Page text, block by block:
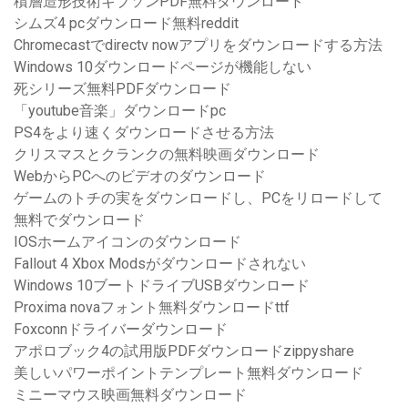
シムズ4 pcダウンロード無料reddit
Chromecastでdirectv nowアプリをダウンロードする方法
Windows 10ダウンロードページが機能しない
死シリーズ無料PDFダウンロード
「youtube音楽」ダウンロードpc
PS4をより速くダウンロードさせる方法
クリスマスとクランクの無料映画ダウンロード
WebからPCへのビデオのダウンロード
ゲームのトチの実をダウンロードし、PCをリロードして
無料でダウンロード
IOSホームアイコンのダウンロード
Fallout 4 Xbox Modsがダウンロードされない
Windows 10ブートドライブUSBダウンロード
Proxima novaフォント無料ダウンロードttf
Foxconnドライバーダウンロード
アポロブック4の試用版PDFダウンロードzippyshare
美しいパワーポイントテンプレート無料ダウンロード
ミニーマウス映画無料ダウンロード